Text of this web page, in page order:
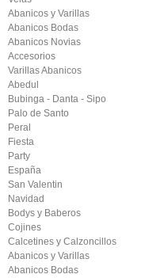
Abanicos y Varillas
Abanicos Bodas
Abanicos Novias
Accesorios
Varillas Abanicos
Abedul
Bubinga - Danta - Sipo
Palo de Santo
Peral
Fiesta
Party
España
San Valentin
Navidad
Bodys y Baberos
Cojines
Calcetines y Calzoncillos
Abanicos y Varillas
Abanicos Bodas